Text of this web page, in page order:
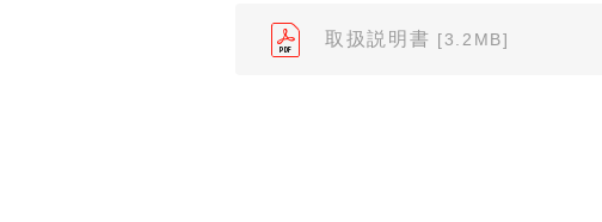
されている取扱説明書の内容と異なる場
取扱説明書 [3.2MB]